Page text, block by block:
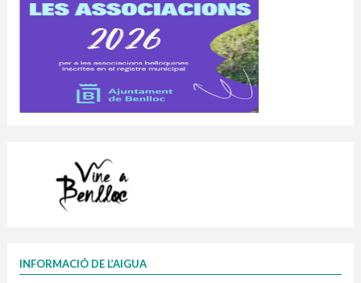
INFORMACIÓ DE L’AIGUA